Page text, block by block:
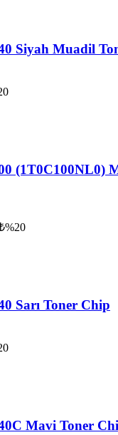
Siyah Muadil
(1T0C100NL0)
%20
Sarı Toner Chip
Mavi Toner